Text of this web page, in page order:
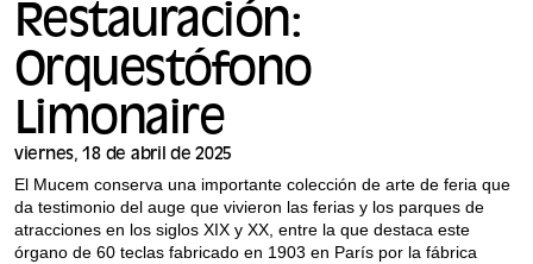
Restauración:
Orquestófono
Limonaire
viernes, 18 de abril de 2025
El Mucem conserva una importante colección de arte de feria que
da testimonio del auge que vivieron las ferias y los parques de
atracciones en los siglos XIX y XX, entre la que destaca este
órgano de 60 teclas fabricado en 1903 en París por la fábrica